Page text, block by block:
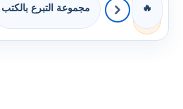
🔥 مجموعة التبرع بالكتب